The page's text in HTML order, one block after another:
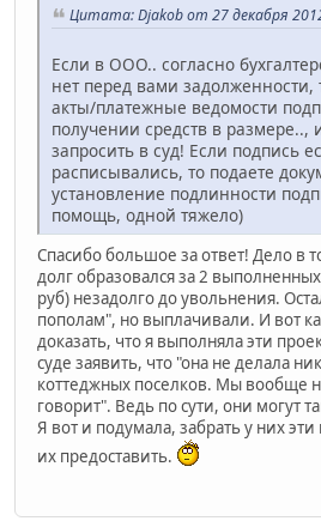
Цитата: Djakob от 27 декабря
Если в ООО.. согласно
нет перед вами
акты/платежные ведомости
получении средств в размере..,
запросить в суд! Если подпись
расписывались, то подаете
установление подлинности
помощь, одной тяжело)
Спасибо большое за ответ! Дело в
долг образовался за 2
руб) незадолго до увольнения.
пополам", но выплачивали. И вот
доказать, что я выполняла эти
суде заявить, что "она не делала
коттеджных поселков. Мы вообще
говорит". Ведь по сути, они могут
Я вот и подумала, забрать у них
их предоставить.